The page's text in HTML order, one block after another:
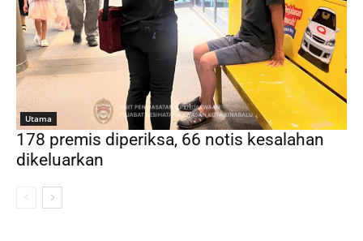
Utama
178 premis diperiksa, 66 notis kesalahan
dikeluarkan